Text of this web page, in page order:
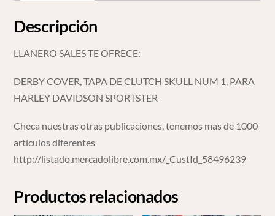
Descripción
LLANERO SALES TE OFRECE:
DERBY COVER, TAPA DE CLUTCH SKULL NUM 1, PARA
HARLEY DAVIDSON SPORTSTER
Checa nuestras otras publicaciones, tenemos mas de 1000
artículos diferentes
http://listado.mercadolibre.com.mx/_CustId_58496239
Productos relacionados